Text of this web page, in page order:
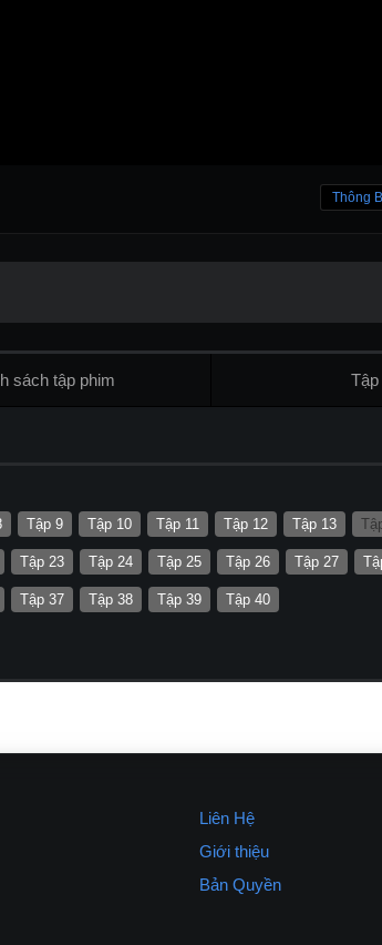
Thông
sách tập phim Tập
Tập 9 Tập 10 Tập 11 Tập 12 Tập 13
Tập 23 Tập 24 Tập 25 Tập 26 Tập 27
Tập 37 Tập 38 Tập 39 Tập 40
Liên Hệ
Giới thiệu
Bản Quyền